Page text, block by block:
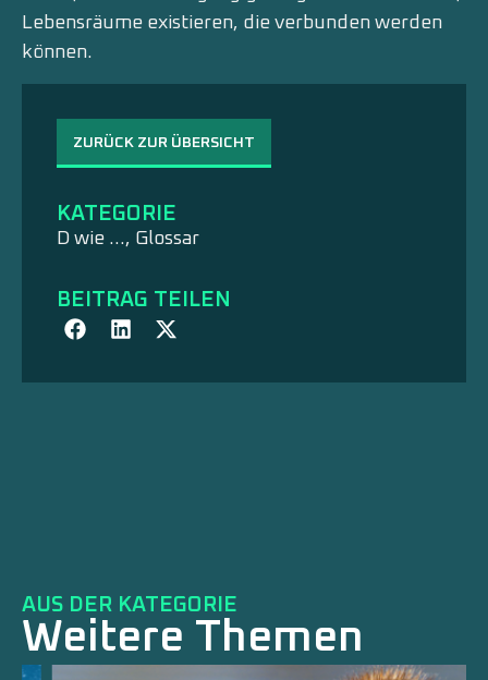
ZURÜCK ZUR ÜBERSICHT
KATEGORIE
D wie …, Glossar
BEITRAG TEILEN
Lebensräume existieren, die verbunden werden
können.
AUS DER KATEGORIE
Weitere Themen